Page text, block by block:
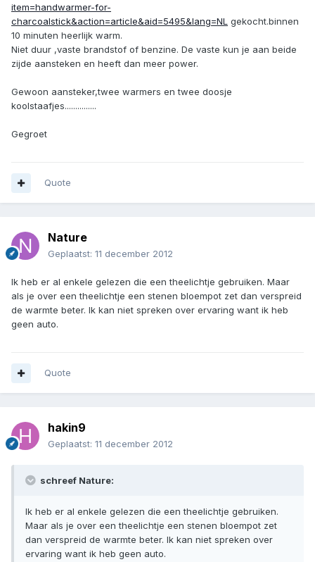
item=handwarmer-for-
charcoalstick&action=article&aid=5495&lang=NL gekocht.binnen
10 minuten heerlijk warm.
Niet duur ,vaste brandstof of benzine. De vaste kun je aan beide
zijde aansteken en heeft dan meer power.
Gewoon aansteker,twee warmers en twee doosje
koolstaafjes...............
Gegroet
Quote
Nature
Geplaatst: 11 december 2012
Ik heb er al enkele gelezen die een theelichtje gebruiken. Maar
als je over een theelichtje een stenen bloempot zet dan verspreid
de warmte beter. Ik kan niet spreken over ervaring want ik heb
geen auto.
Quote
hakin9
Geplaatst: 11 december 2012
schreef Nature:
Ik heb er al enkele gelezen die een theelichtje gebruiken.
Maar als je over een theelichtje een stenen bloempot zet
dan verspreid de warmte beter. Ik kan niet spreken over
ervaring want ik heb geen auto.